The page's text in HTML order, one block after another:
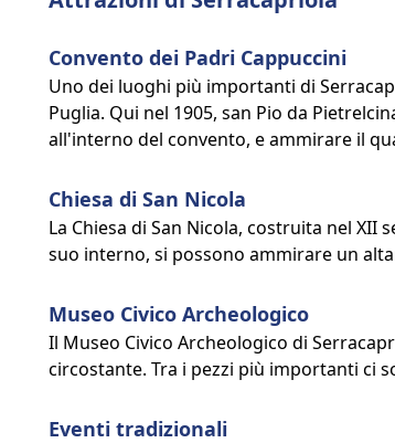
Convento dei Padri Cappuccini
Uno dei luoghi più importanti di
Puglia. Qui nel 1905, san Pio da
all'interno del convento, e ammirare il
Chiesa di San Nicola
La Chiesa di San Nicola, costruita nel
suo interno, si possono ammirare un
Museo Civico Archeologico
Il Museo Civico Archeologico di
circostante. Tra i pezzi più importanti ci
Eventi tradizionali